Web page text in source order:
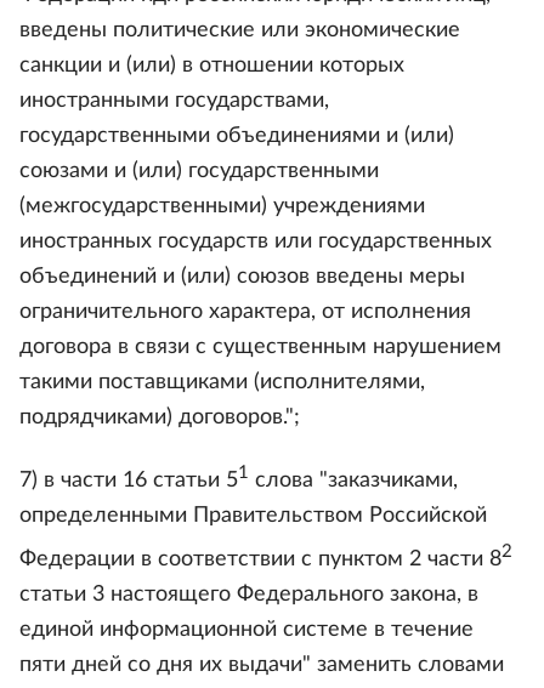
введены политические или экономические
санкции и (или) в отношении которых
иностранными государствами,
государственными объединениями и (или)
союзами и (или) государственными
(межгосударственными) учреждениями
иностранных государств или государственных
объединений и (или) союзов введены меры
ограничительного характера, от исполнения
договора в связи с существенным нарушением
такими поставщиками (исполнителями,
подрядчиками) договоров.";
7) в части 16 статьи 51 слова "заказчиками,
определенными Правительством Российской
Федерации в соответствии с пунктом 2 части 82
статьи 3 настоящего Федерального закона, в
единой информационной системе в течение
пяти дней со дня их выдачи" заменить словами